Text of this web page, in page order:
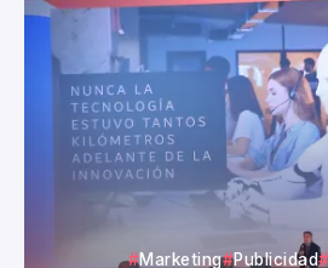
Marketing Publicidad